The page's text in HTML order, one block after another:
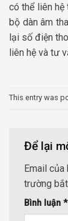
có thể liên
bộ dàn âm
lại số điện
liên hệ và tư
This entry was
Để lại
Email
trường
Bình luận *